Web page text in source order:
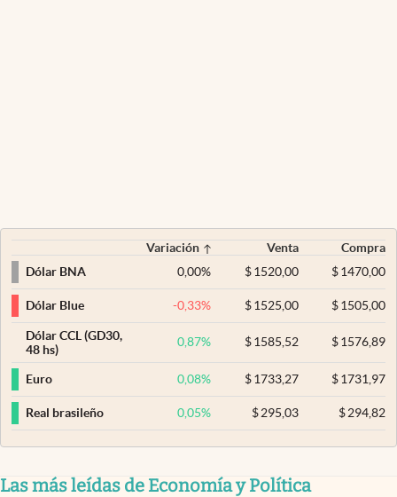
Variación Venta
Compra
Dólar BNA
0,00% $ 1520,00 $1470,00
Dólar Blue -0,33% $ 1525,00 $1505,00
Dólar CCL (GD30,
48 hs)
0,87% $ 1585,52 $1576,89
Euro 0,08% $ 1733,27 $1731,97
Real brasileño 0,05% $ 295,03 $294,82
Las más leídas de Economía y Política